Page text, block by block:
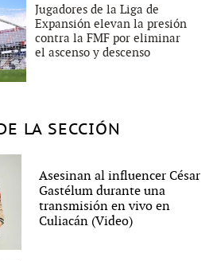
Jugadores de la Liga de
Expansión elevan la presión
contra la FMF por eliminar
el ascenso y descenso
LA SECCIÓN
Asesinan al influencer César
Gastélum durante una
transmisión en vivo en
Culiacán (Video)